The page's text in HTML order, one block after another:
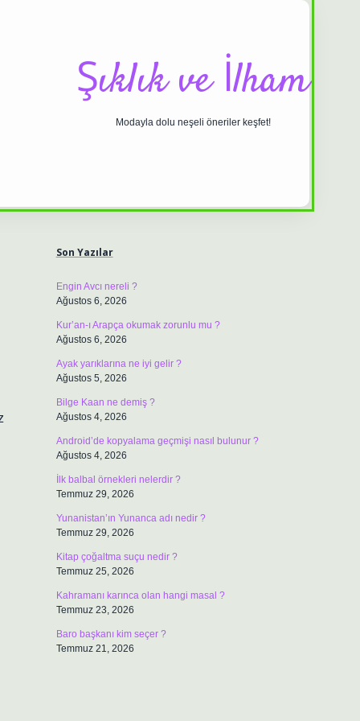
Şıklık ve İlham
Modayla dolu neşeli öneriler keşfet!
Son Yazılar
Engin Avcı nereli ?
Ağustos 6, 2026
Kur’an-ı Arapça okumak zorunlu mu ?
Ağustos 6, 2026
Ayak yarıklarına ne iyi gelir ?
Ağustos 5, 2026
Bilge Kaan ne demiş ?
Ağustos 4, 2026
Android’de kopyalama geçmişi nasıl bulunur ?
Ağustos 4, 2026
İlk balbal örnekleri nelerdir ?
Temmuz 29, 2026
Yunanistan’ın Yunanca adı nedir ?
Temmuz 29, 2026
Kitap çoğaltma suçu nedir ?
Temmuz 25, 2026
Kahramanı karınca olan hangi masal ?
Temmuz 23, 2026
Baro başkanı kim seçer ?
Temmuz 21, 2026